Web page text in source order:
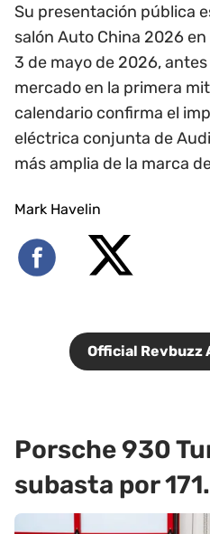
Su presentación pública
salón Auto China 2026
3 de mayo de 2026,
mercado en la primera
calendario confirma el
eléctrica conjunta de
más amplia de la marca
Mark Havelin
Official Revbuzz
Porsche 930
subasta por